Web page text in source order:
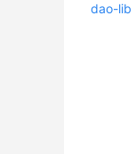
dao-lib